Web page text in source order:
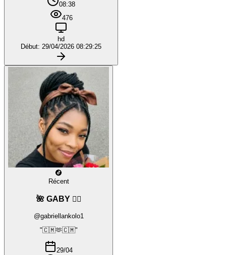
08:38
476
hd
Début: 29/04/2026 08:29:25
Récent
🌺 GABY ❤️‍🔥
@gabriellankolo1
"🇨🇲🫶🇨🇲"
29/04